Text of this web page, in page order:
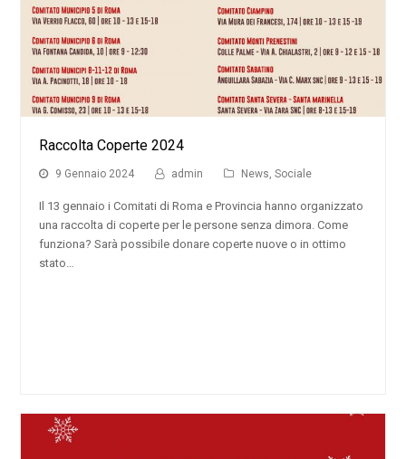
Raccolta Coperte 2024
9 Gennaio 2024 admin News, Sociale
Il 13 gennaio i Comitati di Roma e Provincia hanno organizzato
una raccolta di coperte per le persone senza dimora. Come
funziona? Sarà possibile donare coperte nuove o in ottimo
stato…